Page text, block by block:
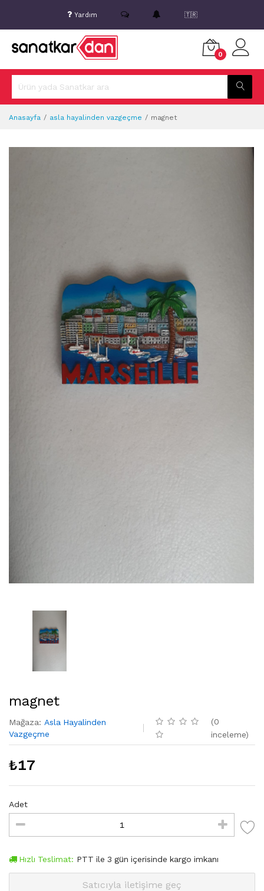
Yardım 🇹🇷
0
Anasayfa asla hayalinden vazgeçme magnet
magnet
Mağaza: Asla Hayalinden
Vazgeçme
(0
inceleme)
₺17
Adet
Hızlı Teslimat: PTT ile 3 gün içerisinde kargo imkanı
Satıcıyla iletişime geç